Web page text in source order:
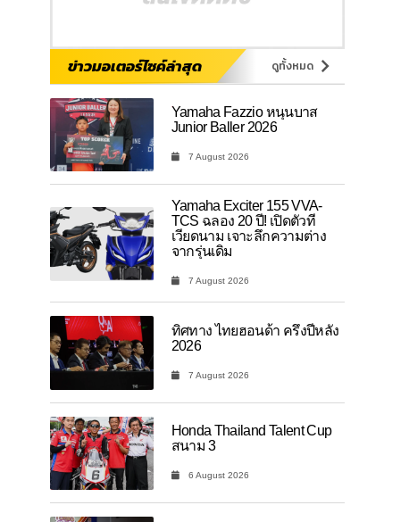
ข่าวมอเตอร์ไซค์ล่าสุด ดูทั้งหมด
Yamaha Fazzio หนุนบาส
Junior Baller 2026
7 August 2026
Yamaha Exciter 155 VVA-
TCS ฉลอง 20 ปี! เปิดตัวที่
เวียดนาม เจาะลึกความต่าง
จากรุ่นเดิม
7 August 2026
ทิศทาง ไทยฮอนด้า ครึ่งปีหลัง
2026
7 August 2026
Honda Thailand Talent Cup
สนาม 3
6 August 2026